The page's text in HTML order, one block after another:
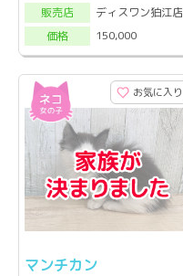
販売店
ディスワン狛江店
価格
150,000
お気に入り
マンチカン